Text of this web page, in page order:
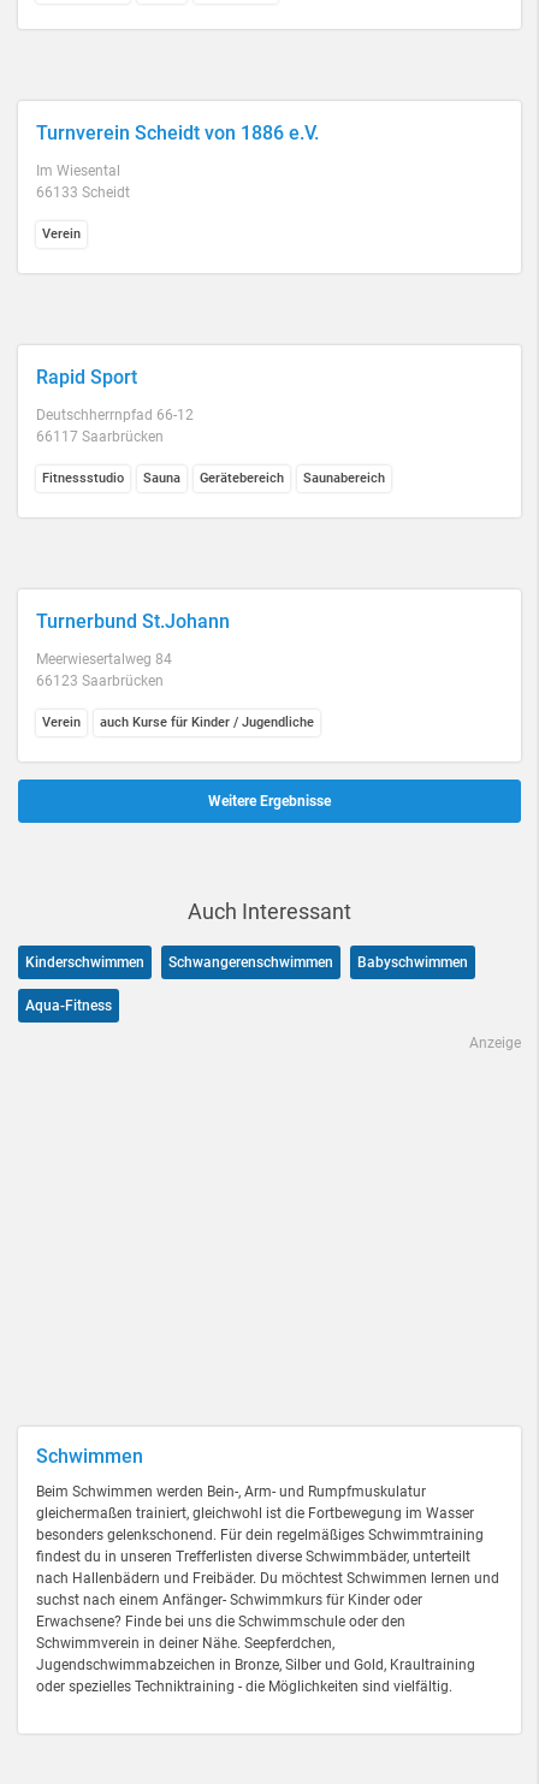
Schwimmen
Beim Schwimmen werden Bein-, Arm- und Rumpfmuskulatur
gleichermaßen trainiert, gleichwohl ist die Fortbewegung im Wasser
besonders gelenkschonend. Für dein regelmäßiges Schwimmtraining
findest du in unseren Trefferlisten diverse Schwimmbäder, unterteilt
nach Hallenbädern und Freibäder. Du möchtest Schwimmen lernen und
suchst nach einem Anfänger- Schwimmkurs für Kinder oder
Erwachsene? Finde bei uns die Schwimmschule oder den
Schwimmverein in deiner Nähe. Seepferdchen,
Jugendschwimmabzeichen in Bronze, Silber und Gold, Kraultraining
oder spezielles Techniktraining - die Möglichkeiten sind vielfältig.
Turnverein Scheidt von 1886 e.V.
Im Wiesental
66133 Scheidt
Verein
Rapid Sport
Deutschherrnpfad 66-12
66117 Saarbrücken
Fitnessstudio Sauna Gerätebereich Saunabereich
Turnerbund St.Johann
Meerwiesertalweg 84
66123 Saarbrücken
Verein auch Kurse für Kinder / Jugendliche
Weitere Ergebnisse
Auch Interessant
Kinderschwimmen Schwangerenschwimmen Babyschwimmen
Aqua-Fitness
Anzeige